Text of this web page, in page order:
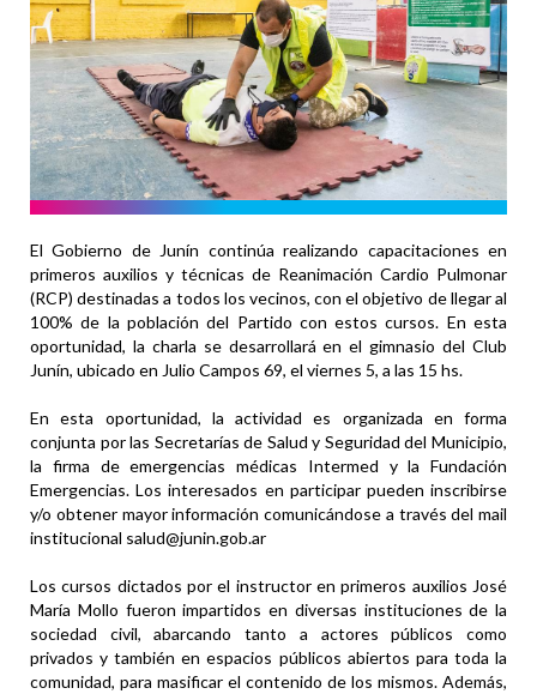
El Gobierno de Junín continúa realizando capacitaciones en
primeros auxilios y técnicas de Reanimación Cardio Pulmonar
(RCP) destinadas a todos los vecinos, con el objetivo de llegar al
100% de la población del Partido con estos cursos. En esta
oportunidad, la charla se desarrollará en el gimnasio del Club
Junín, ubicado en Julio Campos 69, el viernes 5, a las 15 hs.
En esta oportunidad, la actividad es organizada en forma
conjunta por las Secretarías de Salud y Seguridad del Municipio,
la firma de emergencias médicas Intermed y la Fundación
Emergencias. Los interesados en participar pueden inscribirse
y/o obtener mayor información comunicándose a través del mail
institucional salud@junin.gob.ar
Los cursos dictados por el instructor en primeros auxilios José
María Mollo fueron impartidos en diversas instituciones de la
sociedad civil, abarcando tanto a actores públicos como
privados y también en espacios públicos abiertos para toda la
comunidad, para masificar el contenido de los mismos. Además,